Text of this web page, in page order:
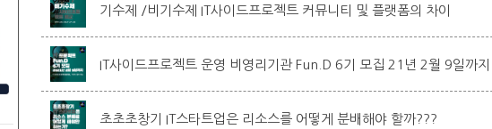
기수제 /비기수제 IT사이드프로젝트 커뮤니티 및 플랫폼의 차이
IT사이드프로젝트 운영 비영리기관 Fun.D 6기 모집 21년 2월 9일까지
초초초창기 IT스타트업은 리소스를 어떻게 분배해야 할까???